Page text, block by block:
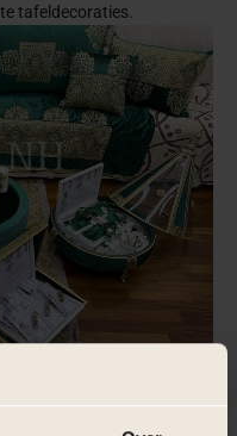
tafeldecoraties.